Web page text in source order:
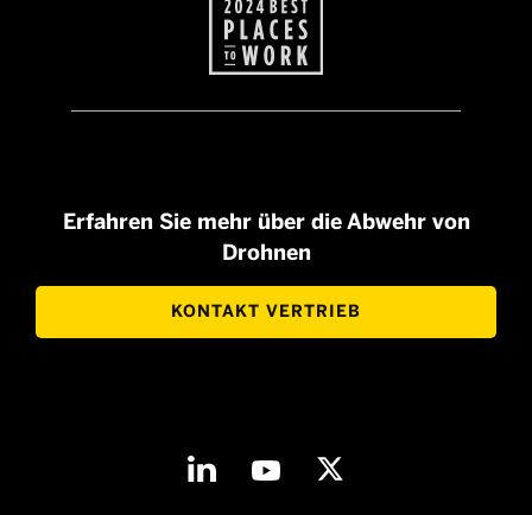
Erfahren Sie mehr über die Abwehr von
Drohnen
KONTAKT VERTRIEB